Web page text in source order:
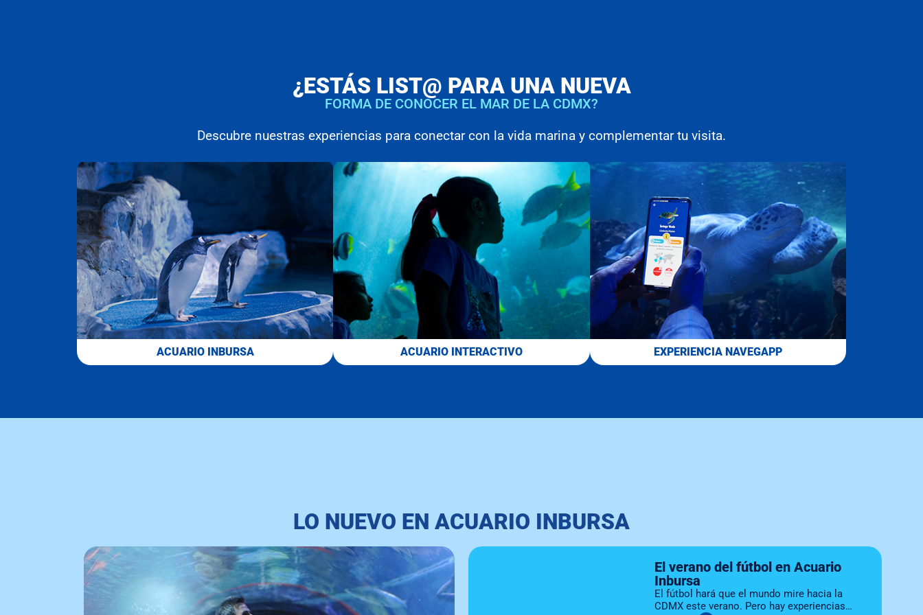
¿ESTÁS LIST@ PARA UNA NUEVA
FORMA DE CONOCER EL MAR DE LA CDMX?
Descubre nuestras experiencias para conectar con la vida marina y complementar tu visita.
ACUARIO INBURSA ACUARIO INTERACTIVO EXPERIENCIA NAVEGAPP
LO NUEVO EN ACUARIO INBURSA
El verano del fútbol en Acuario
Inbursa
El fútbol hará que el mundo mire hacia la
CDMX este verano. Pero hay experiencias…